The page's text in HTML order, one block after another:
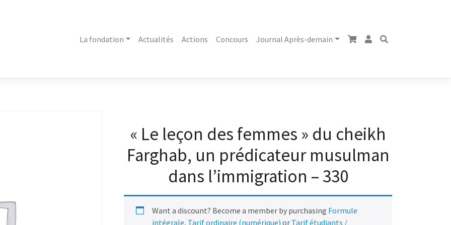
La fondation Actualités Actions Concours Journal Après-demain
« Le leçon des femmes » du cheikh
Farghab, un prédicateur musulman
dans l’immigration – 330
Want a discount? Become a member by purchasing Formule
intégrale, Tarif ordinaire (numérique) or Tarif étudiants /